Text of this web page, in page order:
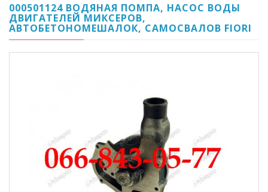
000501124 ВОДЯНАЯ ПОМПА, НАСОС ВОДЫ
ДВИГАТЕЛЕЙ МИКСЕРОВ,
АВТОБЕТОНОМЕШАЛОК, САМОСВАЛОВ FIORI